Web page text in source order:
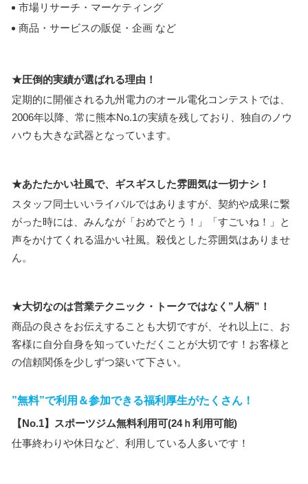
市場リサーチ・マーケティング
商品・サービスの販促・企画 など
★圧倒的実績が選ばれる理由！
定期的に開催される九州電力のオール電化コンテストでは、
2006年以降、常に熊本No.1の実績を残しており、独自のノウ
ハウも大きな武器となっています。
★あたたかい社風で、ギスギスした雰囲気は一切ナシ！
スタッフ同士いいライバルではありますが、契約や成果に繋
がった時には、みんなが「おめでとう！」「すごいね！」と
声をかけてくれる温かい社風。殺伐とした雰囲気はありませ
ん。
★大切なのは営業テクニック・トークではなく”人柄”！
商品の良さをお伝えすることも大切ですが、それ以上に、お
客様に自分自身を知っていただくことが大切です！お客様と
の信頼関係を少しずつ築いて下さい。
”無料”で利用＆参加できる福利厚生がたくさん！
【No.1】スポーツジム無料利用可(24ｈ利用可能)
仕事終わりや休日など、利用している人多いです！